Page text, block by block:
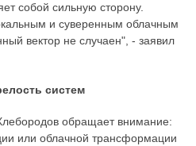
собой сильную сторону.
и суверенным облачным
вектор не случаен", - заявил
систем
обращает внимание:
или облачной трансформации